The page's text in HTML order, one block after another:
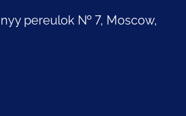
pereulok № 7, Moscow,